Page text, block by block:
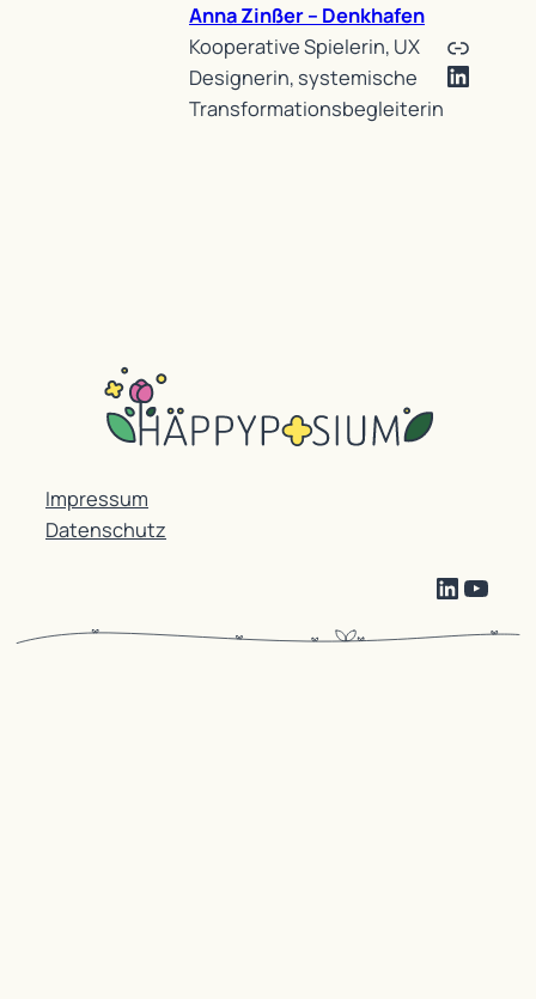
Anna Zinßer – Denkhafen
Kooperative Spielerin, UX
Designerin, systemische
Transformationsbegleiterin
Link
Impressum
Datenschutz